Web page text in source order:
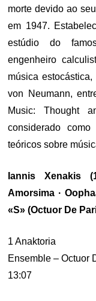
morte devido ao
em 1947.
estúdio do
engenheiro
música
von Neumann,
Music: Thought
considerado
teóricos sobre
Iannis Xenakis
Amorsima ·
«S» (Octuor De
1 Anaktoria
Ensemble – Octuor
13:07